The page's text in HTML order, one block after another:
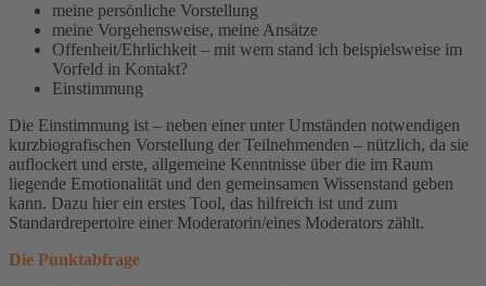
meine persönliche Vorstellung
meine Vorgehensweise, meine Ansätze
Offenheit/Ehrlichkeit – mit wem stand ich beispielsweise im
Vorfeld in Kontakt?
Einstimmung
Die Einstimmung ist – neben einer unter Umständen notwendigen
kurzbiografischen Vorstellung der Teilnehmenden – nützlich, da sie
auflockert und erste, allgemeine Kenntnisse über die im Raum
liegende Emotionalität und den gemeinsamen Wissenstand geben
kann. Dazu hier ein erstes Tool, das hilfreich ist und zum
Standardrepertoire einer Moderatorin/eines Moderators zählt.
Die Punktabfrage